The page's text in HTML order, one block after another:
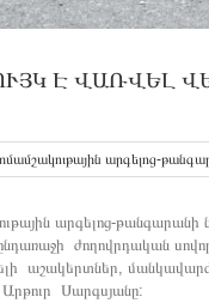
Է ՎԱՌՎԵԼ
արգելոց-
արգելոց-թանգարանի
ժողովրդական
աշակերտներ,
Սարգսյանը: